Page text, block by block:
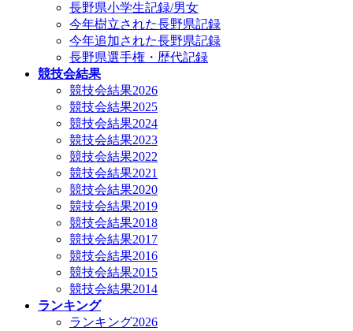
長野県小学生記録/男女
今年樹立された長野県記録
今年追加された長野県記録
長野県選手権・歴代記録
競技会結果
競技会結果2026
競技会結果2025
競技会結果2024
競技会結果2023
競技会結果2022
競技会結果2021
競技会結果2020
競技会結果2019
競技会結果2018
競技会結果2017
競技会結果2016
競技会結果2015
競技会結果2014
ランキング
ランキング2026